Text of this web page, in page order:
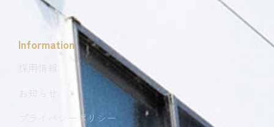
Information
採用情報
お知らせ
プライバシーポリシー